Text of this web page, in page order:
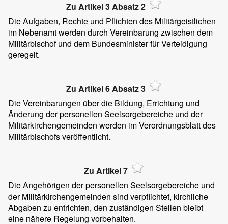
Zu Artikel 3 Absatz 2
Die Aufgaben, Rechte und Pflichten des Militärgeistlichen
im Nebenamt werden durch Vereinbarung zwischen dem
Militärbischof und dem Bundesminister für Verteidigung
geregelt.
Zu Artikel 6 Absatz 3
Die Vereinbarungen über die Bildung, Errichtung und
Änderung der personellen Seelsorgebereiche und der
Militärkirchengemeinden werden im Verordnungsblatt des
Militärbischofs veröffentlicht.
Zu Artikel 7
Die Angehörigen der personellen Seelsorgebereiche und
der Militärkirchengemeinden sind verpflichtet, kirchliche
Abgaben zu entrichten, den zuständigen Stellen bleibt
eine nähere Regelung vorbehalten.